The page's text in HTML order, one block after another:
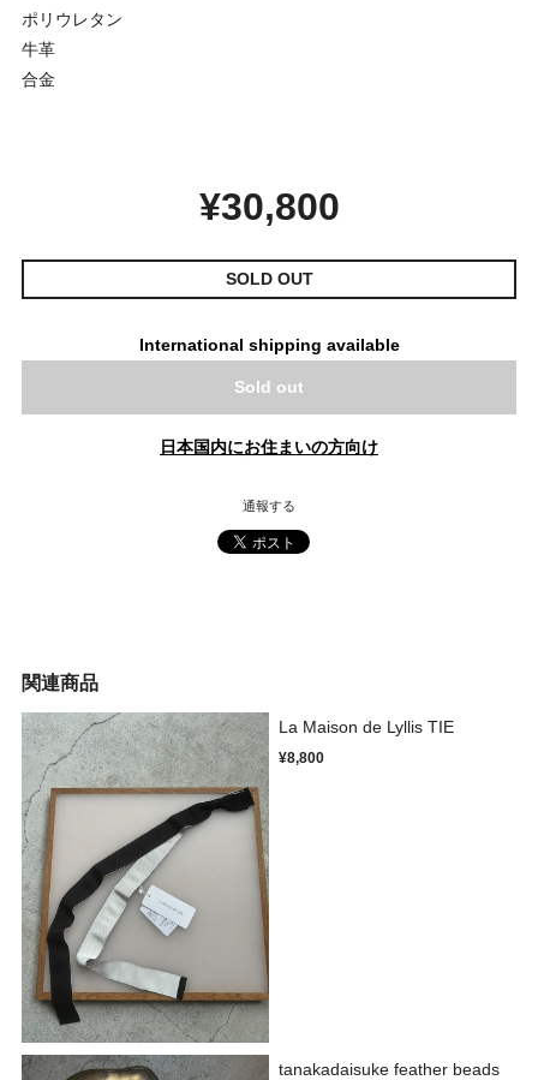
ポリウレタン
牛革
合金
¥30,800
SOLD OUT
International shipping available
Sold out
日本国内にお住まいの方向け
通報する
関連商品
La Maison de Lyllis TIE
¥8,800
tanakadaisuke feather beads